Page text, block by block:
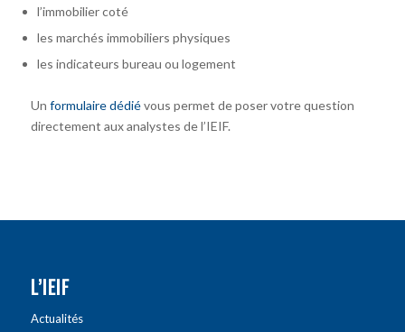
l’immobilier coté
les marchés immobiliers physiques
les indicateurs bureau ou logement
Un formulaire dédiévous permet de poser votre question
directement aux analystes de l’IEIF.
L’IEIF
Actualités